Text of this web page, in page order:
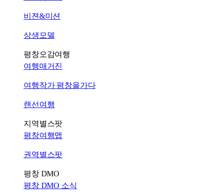
비젼&미션
상생모델
평창오감여행
여행매거진
여행작가 평창을가다
랜선여행
지역별스팟
평창여행맵
권역별스팟
평창 DMO
평창 DMO 소식